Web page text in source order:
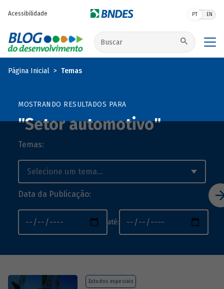
Acessibilidade PT EN
Buscar no site
Página Inicial Temas
MOSTRANDO RESULTADOS PARA
"Setor automotivo"
Temas:
Data da Publicação:
até:
Estudos especiais